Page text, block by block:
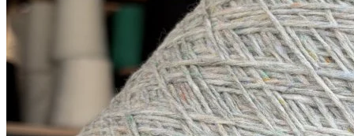
450 м/100 г
светло-серый с зелёным
650₽
за 100 г
Купить